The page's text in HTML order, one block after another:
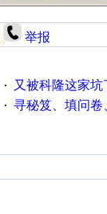
举报
· 又被科隆这家坑
· 寻秘笈、填问卷